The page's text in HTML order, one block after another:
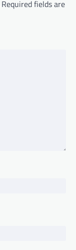
Required fields are